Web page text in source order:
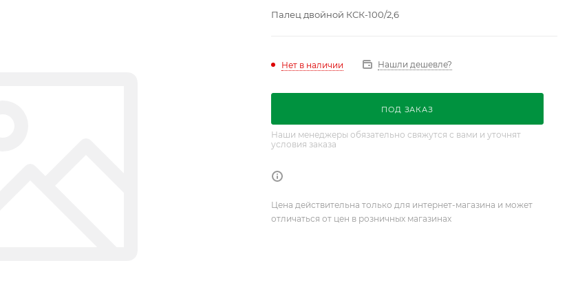
Палец двойной КСК-100/2,6
Нет в наличии Нашли дешевле?
ПОД ЗАКАЗ
Наши менеджеры обязательно свяжутся с вами и уточнят
условия заказа
Цена действительна только для интернет-магазина и может
отличаться от цен в розничных магазинах